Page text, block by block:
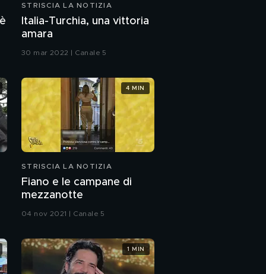
STRISCIA LA NOTIZIA
Italia-Turchia, una vittoria
amara
30 mar 2022 | Canale 5
STRISCIA LA NOTIZIA
Fiano e le campane di
mezzanotte
04 nov 2021 | Canale 5
4 MIN
1 MIN